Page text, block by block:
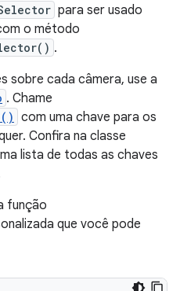
para ser usado
o método
.
sobre cada câmera, use a
. Chame
com uma chave para os
Confira na classe
lista de todas as chaves
função
que você pode